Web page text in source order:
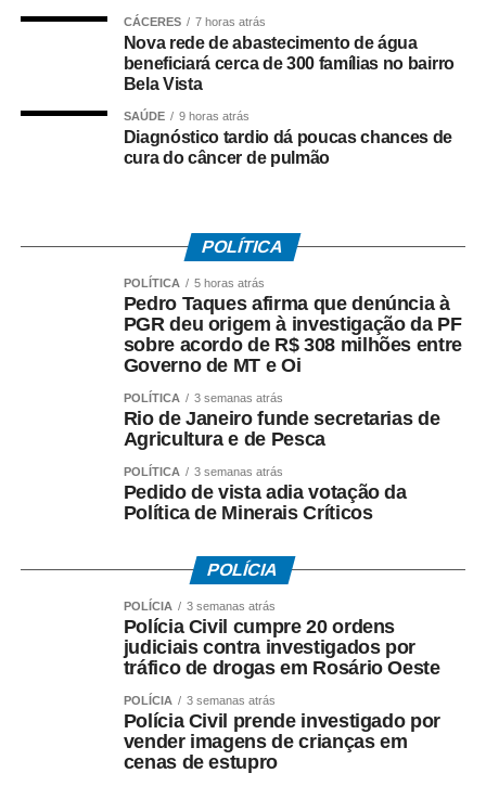
declarado vencedor. O resultado será divulgado após o
encerramento da votação.
A rua vencedora receberá o telão para a transmissão da
partida da Seleção Brasileira, promovendo um momento
de confraternização entre os moradores e fortalecendo o
clima de Copa do Mundo nos bairros cuiabanos.
1. Os vídeos serão recebidos até quinta-feira (11), às
2. Todos os vídeos participantes serão publicados nos
quando será aberta a votação.
nos stories da Prefeitura.
será declarado vencedor.
5. O resultado será divulgado após o encerramento da
Prefeitura de Cuiabá – MT
CÁCERES 7 horas atrás
Nova rede de abastecimento de água
beneficiará cerca de 300 famílias no bairro
Bela Vista
SAÚDE 9 horas atrás
Diagnóstico tardio dá poucas chances de
cura do câncer de pulmão
POLÍTICA
POLÍTICA 5 horas atrás
Pedro Taques afirma que denúncia à
PGR deu origem à investigação da PF
sobre acordo de R$ 308 milhões entre
Governo de MT e Oi
POLÍTICA 3 semanas atrás
Rio de Janeiro funde secretarias de
Agricultura e de Pesca
POLÍTICA 3 semanas atrás
Pedido de vista adia votação da
Política de Minerais Críticos
POLÍCIA
POLÍCIA 3 semanas atrás
Polícia Civil cumpre 20 ordens
judiciais contra investigados por
tráfico de drogas em Rosário Oeste
POLÍCIA 3 semanas atrás
Polícia Civil prende investigado por
vender imagens de crianças em
cenas de estupro